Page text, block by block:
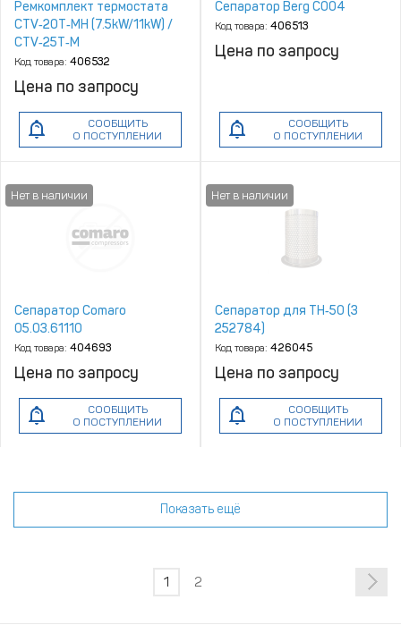
Ремкомплект термостата
CTV‑20T‑MH (7.5kW/11kW) /
CTV‑25T‑M
(15kW/18kW/22kW)
Код товара: 406532
Цена по запросу
СООБЩИТЬ
О ПОСТУПЛЕНИИ
Сепаратор Berg С004
Код товара: 406513
Цена по запросу
СООБЩИТЬ
О ПОСТУПЛЕНИИ
Сепаратор Comaro
05.03.61110
Код товара: 404693
Цена по запросу
СООБЩИТЬ
О ПОСТУПЛЕНИИ
Сепаратор для TH‑50 (3
252784)
Код товара: 426045
Цена по запросу
СООБЩИТЬ
О ПОСТУПЛЕНИИ
Показать ещё
1 2